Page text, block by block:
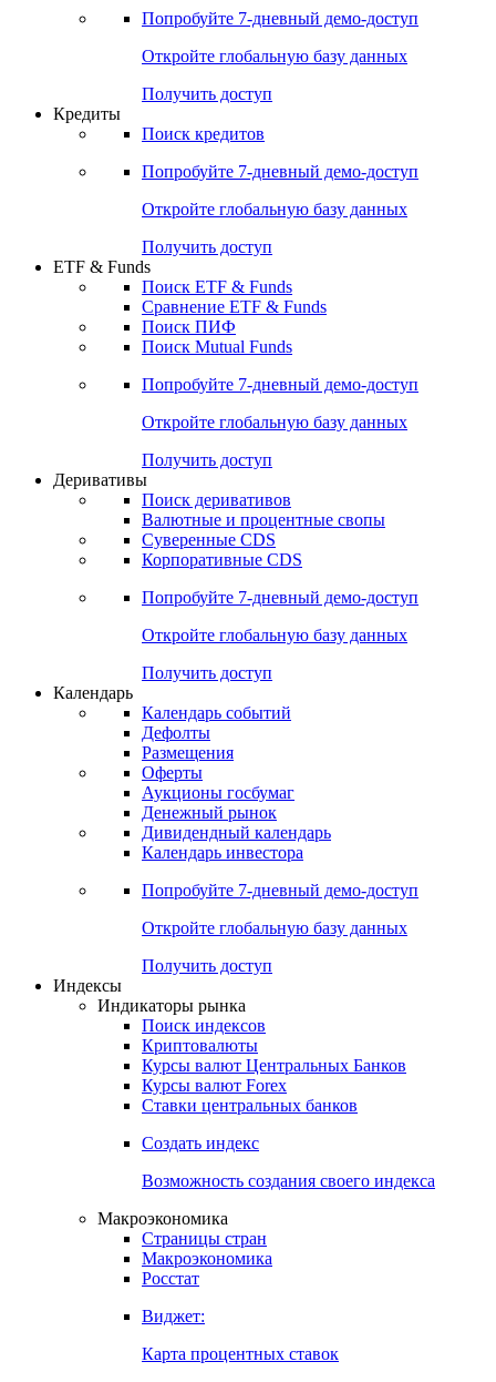
Попробуйте 7-дневный демо-доступ
Откройте глобальную базу данных
Получить доступ
Кредиты
Поиск кредитов
Попробуйте 7-дневный демо-доступ
Откройте глобальную базу данных
Получить доступ
ETF & Funds
Поиск ETF & Funds
Сравнение ETF & Funds
Поиск ПИФ
Поиск Mutual Funds
Попробуйте 7-дневный демо-доступ
Откройте глобальную базу данных
Получить доступ
Деривативы
Поиск деривативов
Валютные и процентные свопы
Суверенные CDS
Корпоративные CDS
Попробуйте 7-дневный демо-доступ
Откройте глобальную базу данных
Получить доступ
Календарь
Календарь событий
Дефолты
Размещения
Оферты
Аукционы госбумаг
Денежный рынок
Дивидендный календарь
Календарь инвестора
Попробуйте 7-дневный демо-доступ
Откройте глобальную базу данных
Получить доступ
Индексы
Индикаторы рынка
Поиск индексов
Криптовалюты
Курсы валют Центральных Банков
Курсы валют Forex
Ставки центральных банков
Создать индекс
Возможность создания своего индекса
Макроэкономика
Страницы стран
Макроэкономика
Росстат
Виджет:
Карта процентных ставок